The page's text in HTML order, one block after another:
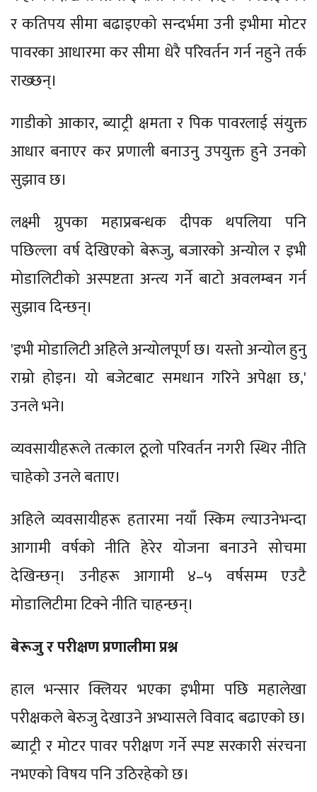
र कतिपय सीमा बढाइएको सन्दर्भमा उनी इभीमा मोटर
पावरका आधारमा कर सीमा धेरै परिवर्तन गर्न नहुने तर्क
राख्छन्।
गाडीको आकार, ब्याट्री क्षमता र पिक पावरलाई संयुक्त
आधार बनाएर कर प्रणाली बनाउनु उपयुक्त हुने उनको
सुझाव छ।
लक्ष्मी ग्रुपका महाप्रबन्धक दीपक थपलिया पनि
पछिल्ला वर्ष देखिएको बेरूजु, बजारको अन्योल र इभी
मोडालिटीको अस्पष्टता अन्त्य गर्ने बाटो अवलम्बन गर्न
सुझाव दिन्छन्।
'इभी मोडालिटी अहिले अन्योलपूर्ण छ। यस्तो अन्योल हुनु
राम्रो होइन। यो बजेटबाट समधान गरिने अपेक्षा छ,'
उनले भने।
व्यवसायीहरूले तत्काल ठूलो परिवर्तन नगरी स्थिर नीति
चाहेको उनले बताए।
अहिले व्यवसायीहरू हतारमा नयाँ स्किम ल्याउनेभन्दा
आगामी वर्षको नीति हेरेर योजना बनाउने सोचमा
देखिन्छन्। उनीहरू आगामी ४–५ वर्षसम्म एउटै
मोडालिटीमा टिक्ने नीति चाहन्छन्।
बेरूजु र परीक्षण प्रणालीमा प्रश्न
हाल भन्सार क्लियर भएका इभीमा पछि महालेखा
परीक्षकले बेरुजु देखाउने अभ्यासले विवाद बढाएको छ।
ब्याट्री र मोटर पावर परीक्षण गर्ने स्पष्ट सरकारी संरचना
नभएको विषय पनि उठिरहेको छ।